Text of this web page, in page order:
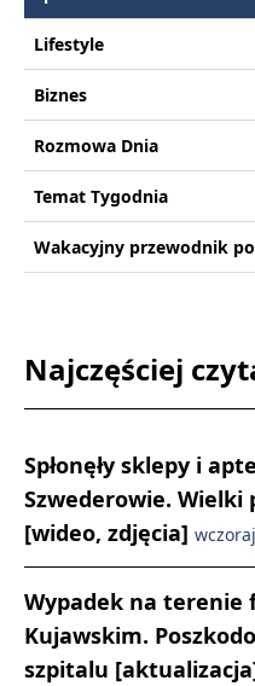
Lifestyle
Biznes
Rozmowa Dnia
Temat Tygodnia
Wakacyjny przewodnik
Najczęściej
Spłonęły sklepy i
Szwederowie. Wielki
[wideo, zdjęcia]
Wypadek na terenie
Kujawskim.
szpitalu